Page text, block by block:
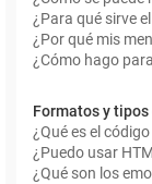
¿Para qué sirve
¿Por qué mis
¿Cómo hago
Formatos y
¿Qué es el
¿Puedo usar
¿Qué son los